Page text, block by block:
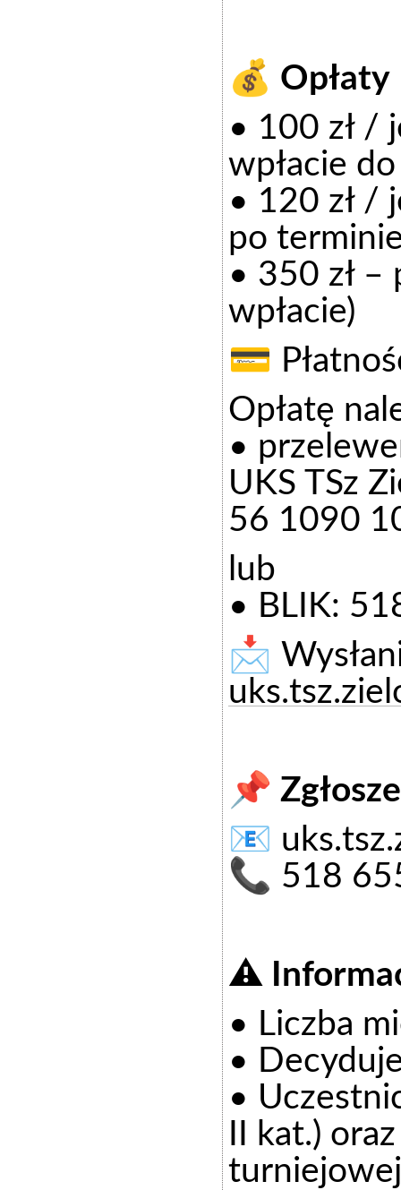
💰 Opłaty
• 100 zł /
wpłacie
• 120 zł /
po
• 350 zł
wpłacie)
💳
Opłatę
•
UKS TSz
56 1090
lub
• BLIK:
📩
📌
📧
📞 518
⚠️
• Liczba
•
•
II kat.)
turniejowej